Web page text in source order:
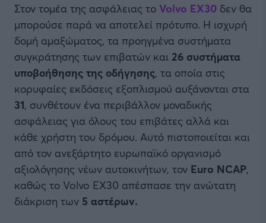
Στον τομέα της ασφάλειας το Volvo EX30 δεν θα
μπορούσε παρά να αποτελεί πρότυπο. Η ισχυρή
δομή αμαξώματος, τα προηγμένα συστήματα
συγκράτησης των επιβατών και 26 συστήματα
υποβοήθησης της οδήγησης, τα οποία στις
κορυφαίες εκδόσεις εξοπλισμού αυξάνονται στα
31, συνθέτουν ένα περιβάλλον μοναδικής
ασφάλειας για όλους του επιβάτες αλλά και
κάθε χρήστη του δρόμου. Αυτό πιστοποιείται και
από τον ανεξάρτητο ευρωπαϊκό οργανισμό
αξιολόγησης νέων αυτοκινήτων, τον Euro NCAP,
καθώς το Volvo EX30 απέσπασε την ανώτατη
διάκριση των 5 αστέρων.